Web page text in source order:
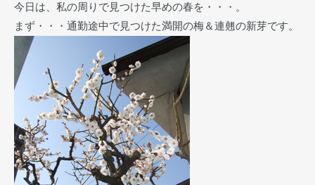
今日は、私の周りで見つけた早めの春を・・・。
まず・・・通勤途中で見つけた満開の梅＆連翹の新芽です。